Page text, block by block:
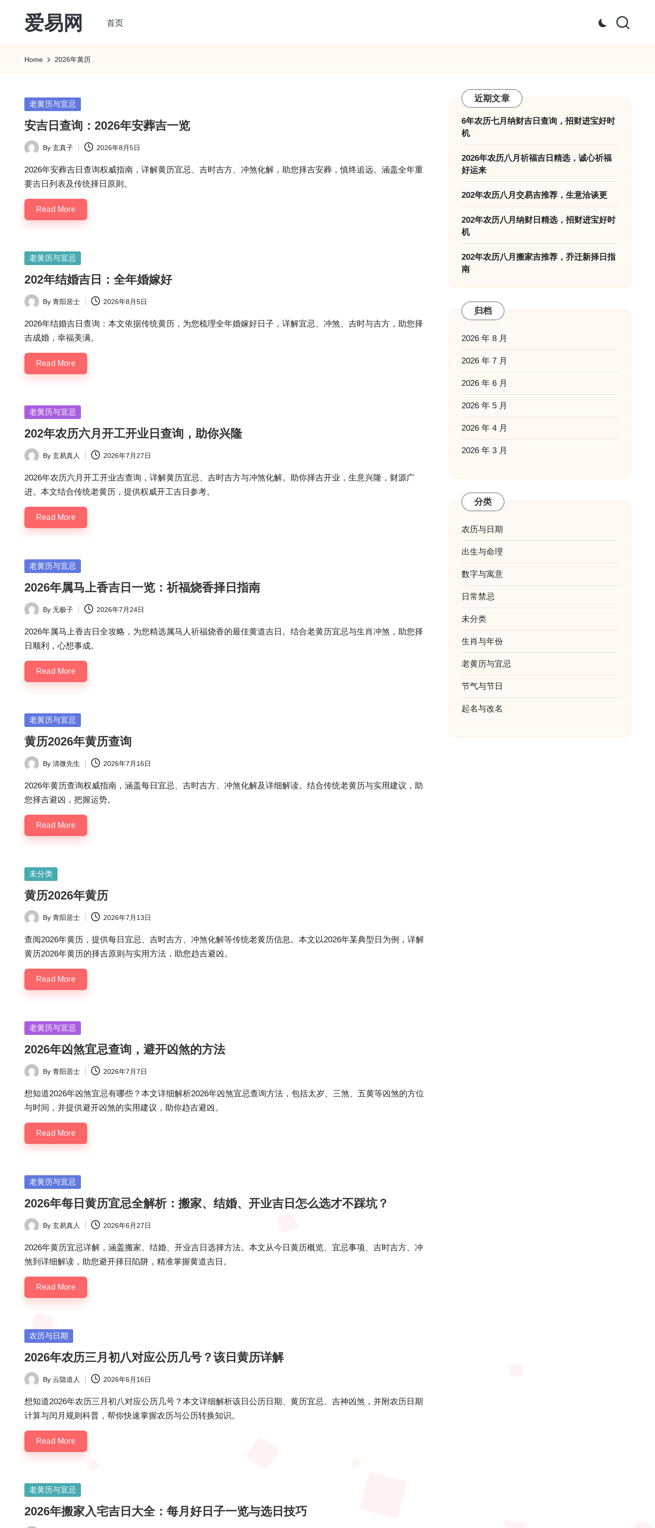
爱易网
历
阳
转
农
历
阴
历
查
询
_2ebc.com
首页
Home 2026年黄历
Posted
in
老黄历与宜忌
安吉日查询：2026年安葬吉一览
Posted
by
By 玄真子 2026年8月5日
2026年安葬吉日查询权威指南，详解黄历宜忌、吉时吉方、冲煞化解，助您择吉安葬，慎终追远。涵盖全年重
要吉日列表及传统择日原则。
Read More
Posted
老黄历与宜忌
202年结婚吉日：全年婚嫁好
Posted
by
By 青阳居士 2026年8月5日
2026年结婚吉日查询：本文依据传统黄历，为您梳理全年婚嫁好日子，详解宜忌、冲煞、吉时与吉方，助您择
吉成婚，幸福美满。
Read More
Posted
老黄历与宜忌
202年农历六月开工开业日查询，助你兴隆
Posted
by
By 玄易真人 2026年7月27日
2026年农历六月开工开业吉查询，详解黄历宜忌、吉时吉方与冲煞化解。助你择吉开业，生意兴隆，财源广
进。本文结合传统老黄历，提供权威开工吉日参考。
Read More
Posted
老黄历与宜忌
2026年属马上香吉日一览：祈福烧香择日指南
Posted
by
By 无极子 2026年7月24日
2026年属马上香吉日全攻略，为您精选属马人祈福烧香的最佳黄道吉日。结合老黄历宜忌与生肖冲煞，助您择
日顺利，心想事成。
Read More
Posted
老黄历与宜忌
黄历2026年黄历查询
Posted
by
By 清微先生 2026年7月16日
2026年黄历查询权威指南，涵盖每日宜忌、吉时吉方、冲煞化解及详细解读。结合传统老黄历与实用建议，助
您择吉避凶，把握运势。
Read More
Posted
未分类
黄历2026年黄历
Posted
by
By 青阳居士 2026年7月13日
查阅2026年黄历，提供每日宜忌、吉时吉方、冲煞化解等传统老黄历信息。本文以2026年某典型日为例，详解
黄历2026年黄历的择吉原则与实用方法，助您趋吉避凶。
Read More
Posted
老黄历与宜忌
2026年凶煞宜忌查询，避开凶煞的方法
Posted
by
By 青阳居士 2026年7月7日
想知道2026年凶煞宜忌有哪些？本文详细解析2026年凶煞宜忌查询方法，包括太岁、三煞、五黄等凶煞的方位
与时间，并提供避开凶煞的实用建议，助你趋吉避凶。
Read More
Posted
老黄历与宜忌
2026年每日黄历宜忌全解析：搬家、结婚、开业吉日怎么选才不踩坑？
Posted
by
By 玄易真人 2026年6月27日
2026年黄历宜忌详解，涵盖搬家、结婚、开业吉日选择方法。本文从今日黄历概览、宜忌事项、吉时吉方、冲
煞到详细解读，助您避开择日陷阱，精准掌握黄道吉日。
Read More
Posted
农历与日期
2026年农历三月初八对应公历几号？该日黄历详解
Posted
by
By 云隐道人 2026年6月16日
想知道2026年农历三月初八对应公历几号？本文详细解析该日公历日期、黄历宜忌、吉神凶煞，并附农历日期
计算与闰月规则科普，帮你快速掌握农历与公历转换知识。
Read More
Posted
老黄历与宜忌
2026年搬家入宅吉日大全：每月好日子一览与选日技巧
近期文章
6年农历七月纳财吉日查询，招财进宝好时
机
2026年农历八月祈福吉日精选，诚心祈福
好运来
202年农历八月交易吉推荐，生意洽谈更
202年农历八月纳财日精选，招财进宝好时
机
202年农历八月搬家吉推荐，乔迁新择日指
南
归档
2026 年 8 月
2026 年 7 月
2026 年 6 月
2026 年 5 月
2026 年 4 月
2026 年 3 月
分类
农历与日期
出生与命理
数字与寓意
日常禁忌
未分类
生肖与年份
老黄历与宜忌
节气与节日
起名与改名